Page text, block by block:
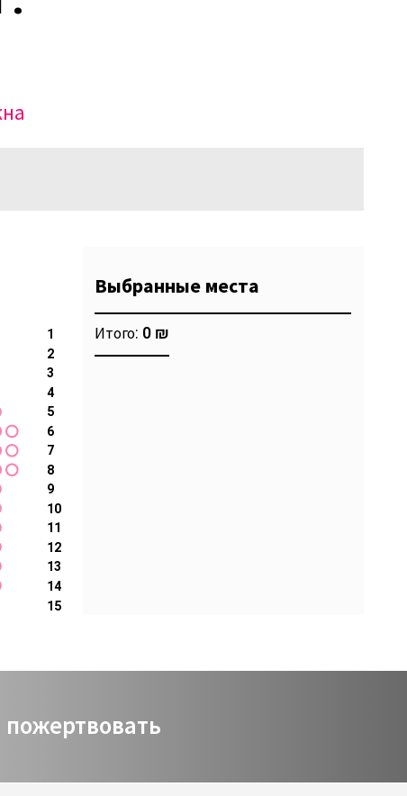
1
2
3
4
5
6
7
8
9
10
11
12
13
14
15
Выбранные места
Итого: 0 ₪
пожертвовать